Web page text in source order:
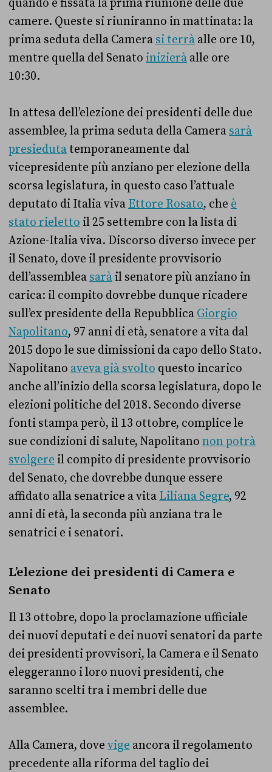
quando è fissata la prima riunione delle due
camere. Queste si riuniranno in mattinata: la
prima seduta della Camera si terrà alle ore 10,
mentre quella del Senato inizierà alle ore
10:30.
In attesa dell’elezione dei presidenti delle due
assemblee, la prima seduta della Camera sarà
presieduta temporaneamente dal
vicepresidente più anziano per elezione della
scorsa legislatura, in questo caso l’attuale
deputato di Italia viva Ettore Rosato, che è
stato rieletto il 25 settembre con la lista di
Azione-Italia viva. Discorso diverso invece per
il Senato, dove il presidente provvisorio
dell’assemblea sarà il senatore più anziano in
carica: il compito dovrebbe dunque ricadere
sull’ex presidente della Repubblica Giorgio
Napolitano, 97 anni di età, senatore a vita dal
2015 dopo le sue dimissioni da capo dello Stato.
Napolitano aveva già svolto questo incarico
anche all’inizio della scorsa legislatura, dopo le
elezioni politiche del 2018. Secondo diverse
fonti stampa però, il 13 ottobre, complice le
sue condizioni di salute, Napolitano non potrà
svolgere il compito di presidente provvisorio
del Senato, che dovrebbe dunque essere
affidato alla senatrice a vita Liliana Segre, 92
anni di età, la seconda più anziana tra le
senatrici e i senatori.
L’elezione dei presidenti di Camera e
Senato
Il 13 ottobre, dopo la proclamazione ufficiale
dei nuovi deputati e dei nuovi senatori da parte
dei presidenti provvisori, la Camera e il Senato
eleggeranno i loro nuovi presidenti, che
saranno scelti tra i membri delle due
assemblee.
Alla Camera, dove vige ancora il regolamento
precedente alla riforma del taglio dei